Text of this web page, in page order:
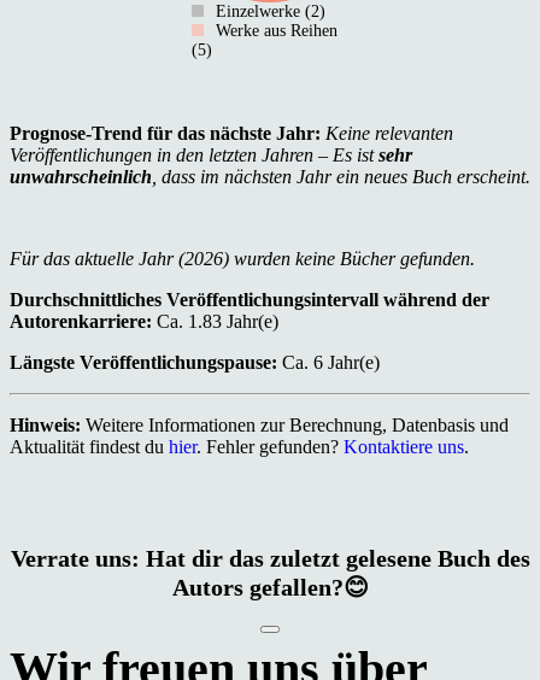
Einzelwerke (2)
Werke aus Reihen
(5)
Prognose-Trend für das nächste Jahr: Keine relevanten
Veröffentlichungen in den letzten Jahren – Es istsehr
unwahrscheinlich , dass im nächsten Jahr ein neues Buch erscheint.
Für das aktuelle Jahr (2026) wurden keine Bücher gefunden.
Durchschnittliches Veröffentlichungsintervall während der
Autorenkarriere: Ca. 1.83 Jahr(e)
Längste Veröffentlichungspause: Ca. 6 Jahr(e)
Hinweis: Weitere Informationen zur Berechnung, Datenbasis und
Aktualität findest du hier. Fehler gefunden? Kontaktiere uns.
Verrate uns: Hat dir das zuletzt gelesene Buch des
Autors gefallen?😊